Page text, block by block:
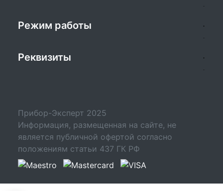
Режим работы
Реквизиты
Прибор-Эксперт 2025
Информация, размещенная на сайте, не
является публичной офертой согласно
положениям статьи 437 ГК РФ